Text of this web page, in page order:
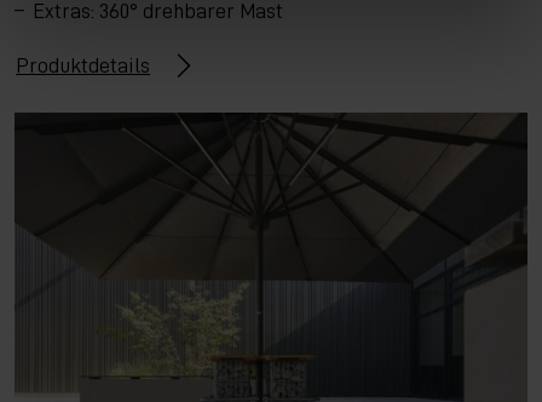
Extras: 360° drehbarer Mast
Produktdetails